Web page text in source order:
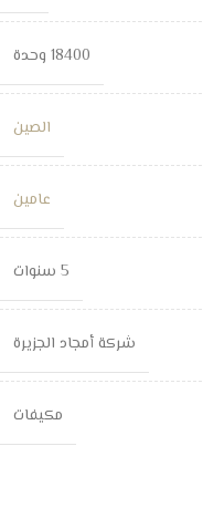
18400 وحدة
الصين
عامين
5 سنوات
شركة أمجاد الجزيرة
مكيفات